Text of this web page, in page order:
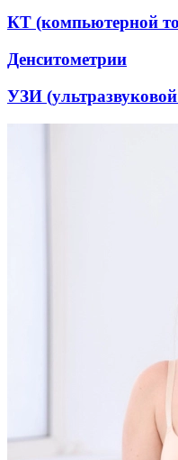
КТ (компьютерной
Денситометрии
УЗИ